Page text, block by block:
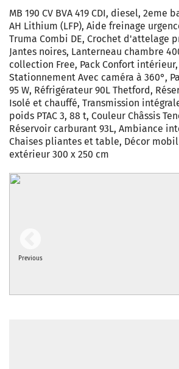
MB 190 CV BVA 419 CDI, diesel, 2eme
AH Lithium (LFP), Aide freinage
Truma Combi DE, Crochet d'attelage
Jantes noires, Lanterneau chambre
collection Free, Pack Confort intérieur,
Stationnement Avec caméra à 360°,
95 W, Réfrigérateur 90L Thetford,
Isolé et chauffé, Transmission
poids PTAC 3, 88 t, Couleur Châssis
Réservoir carburant 93L, Ambiance
Chaises pliantes et table, Décor
extérieur 300 x 250 cm
Previous